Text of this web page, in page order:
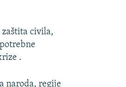
civila,
.
naroda, regije